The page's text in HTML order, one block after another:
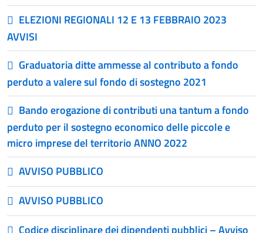
ELEZIONI REGIONALI 12 E 13 FEBBRAIO 2023
AVVISI
Graduatoria ditte ammesse al contributo a fondo
perduto a valere sul fondo di sostegno 2021
Bando erogazione di contributi una tantum a fondo
perduto per il sostegno economico delle piccole e
micro imprese del territorio ANNO 2022
AVVISO PUBBLICO
AVVISO PUBBLICO
Codice disciplinare dei dipendenti pubblici – Avviso